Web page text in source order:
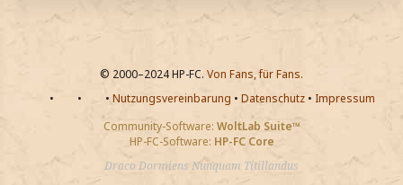
© 2000–2024 HP-FC. Von Fans, für Fans.
•
• • Nutzungsvereinbarung • Datenschutz• Impressum
Community-Software: WoltLab Suite™
HP-FC-Software: HP-FC Core
Draco Dormiens Nunquam Titillandus